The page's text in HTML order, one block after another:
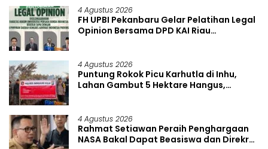
4 Agustus 2026
FH UPBI Pekanbaru Gelar Pelatihan Legal
Opinion Bersama DPD KAI Riau
4 Agustus 2026
Puntung Rokok Picu Karhutla di Inhu,
Lahan Gambut 5 Hektare Hangus,
4 Agustus 2026
Rahmat Setiawan Peraih Penghargaan
NASA Bakal Dapat Beasiswa dan Direkrut